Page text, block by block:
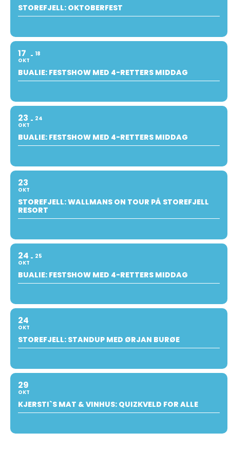
STOREFJELL: OKTOBERFEST
17
OKT
18
BUALIE: FESTSHOW MED 4-RETTERS MIDDAG
23
OKT
24
BUALIE: FESTSHOW MED 4-RETTERS MIDDAG
23
OKT
STOREFJELL: WALLMANS ON TOUR PÅ STOREFJELL
RESORT
24
OKT
25
BUALIE: FESTSHOW MED 4-RETTERS MIDDAG
24
OKT
STOREFJELL: STANDUP MED ØRJAN BURØE
29
OKT
KJERSTI`S MAT & VINHUS: QUIZKVELD FOR ALLE